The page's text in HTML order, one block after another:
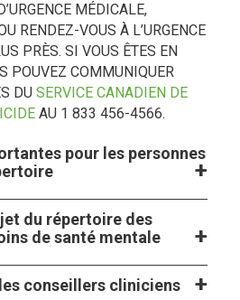
MÉDICALE,
RENDEZ-VOUS À L’URGENCE
PRÈS. SI VOUS ÊTES EN
POUVEZ COMMUNIQUER
DU SERVICE CANADIEN DE
AU 1 833 456-4566.
pour les personnes
du répertoire des
de santé mentale
conseillers cliniciens